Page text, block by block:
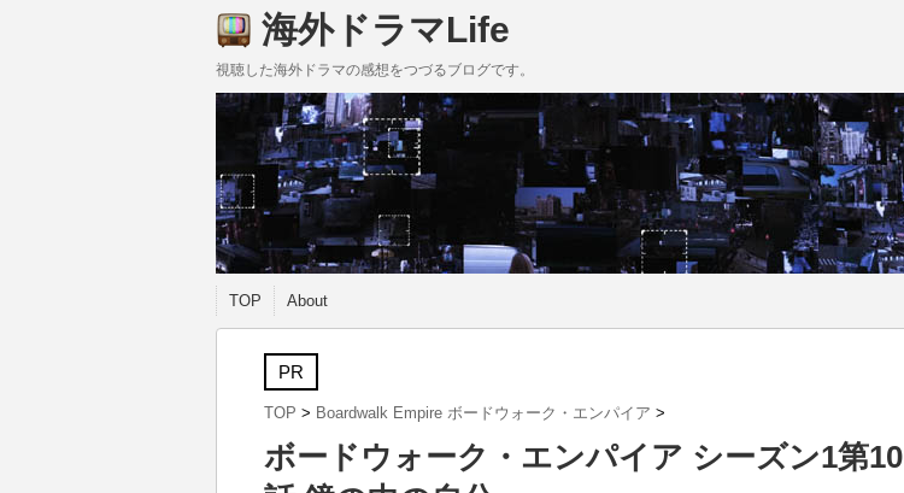
海外ドラマLife
視聴した海外ドラマの感想をつづるブログです。
TOP About
PR
TOP > Boardwalk Empire ボードウォーク・エンパイア >
ボードウォーク・エンパイア シーズン1第10